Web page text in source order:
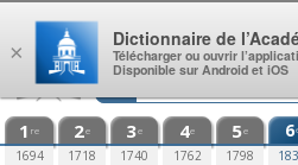
Aller au contenu
1 re
1694
2e
1718
3e
1740
4e
1762
5e
1798
6
×
Dictionnaire de
Télécharger ou ouvrir
Disponible sur Android et iOS